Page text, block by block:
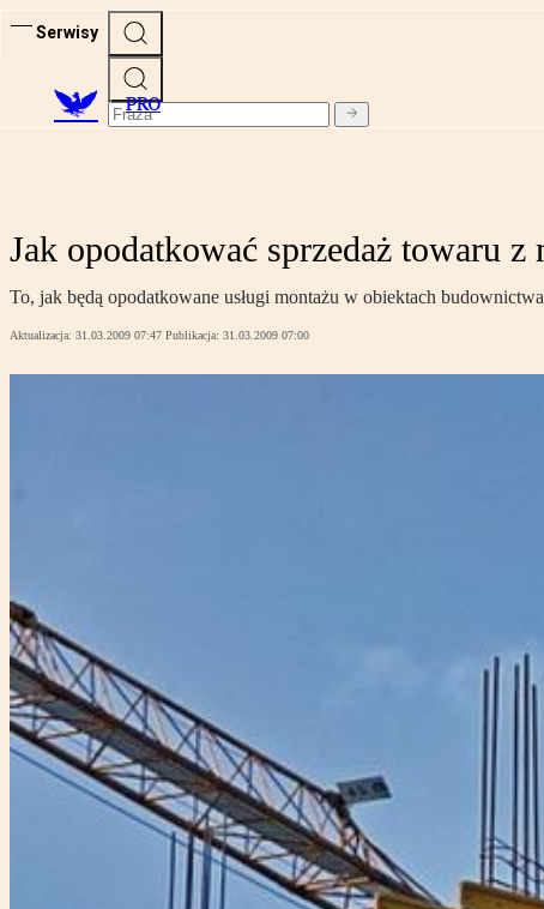
Serwisy
PRO
Jak opodatkować sprzedaż towaru z
To, jak będą opodatkowane usługi montażu w obiektach
Aktualizacja: 31.03.2009 07:47 Publikacja: 31.03.2009 07:00